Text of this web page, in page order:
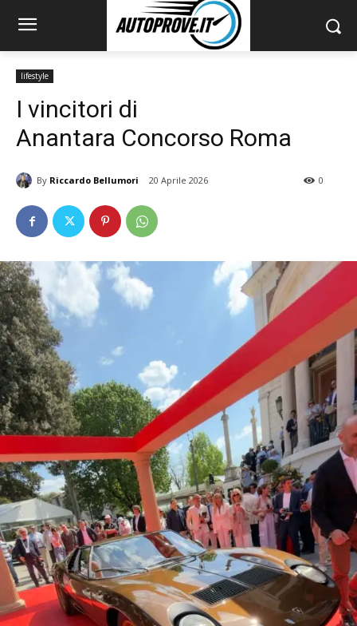
lifestyle
I vincitori di
Anantara Concorso Roma
By Riccardo Bellumori 20 Aprile 2026 0